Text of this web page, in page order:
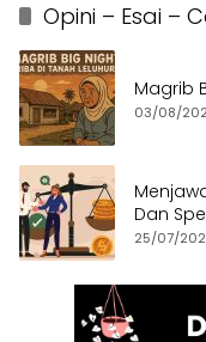
Opini – Esai –
Magrib
03/08/
Dan
25/07/